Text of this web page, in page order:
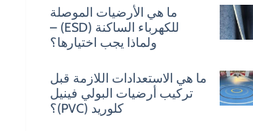
ما هي الأرضيات الموصلة
للكهرباء الساكنة (ESD) –
ولماذا يجب اختيارها؟
ما هي الاستعدادات اللازمة قبل
تركيب أرضيات البولي فينيل
كلوريد (PVC)؟